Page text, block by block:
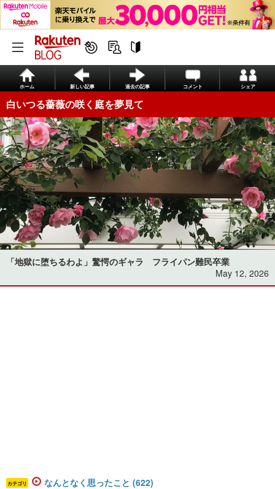
ホーム 新しい記事 過去の記事 コメント シェア
白いつる薔薇の咲く庭を夢見て
「地獄に堕ちるわよ」驚愕のギャラ フライパン難民卒業
May 12, 2026
カテゴリ なんとなく思ったこと (622)